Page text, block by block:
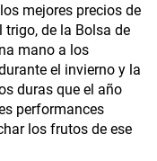
mejores precios de
trigo, de la Bolsa de
mano a los
el invierno y la
duras que el año
performances
los frutos de ese